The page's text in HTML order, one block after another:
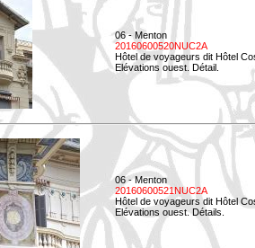
06 - Menton
20160600520NUC2A
Hôtel de voyageurs dit Hôtel
Elévations ouest. Détail.
06 - Menton
20160600521NUC2A
Hôtel de voyageurs dit Hôtel
Elévations ouest. Détails.